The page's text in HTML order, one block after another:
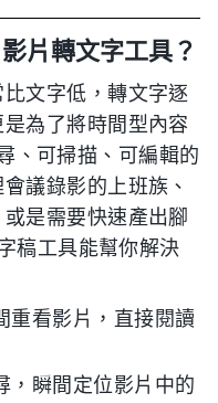
片轉文字工具？
文字低，轉文字逐
為了將時間型內容
、可掃描、可編輯的
議錄影的上班族、
是需要快速產出腳
稿工具能幫你解決
重看影片，直接閱讀
，瞬間定位影片中的